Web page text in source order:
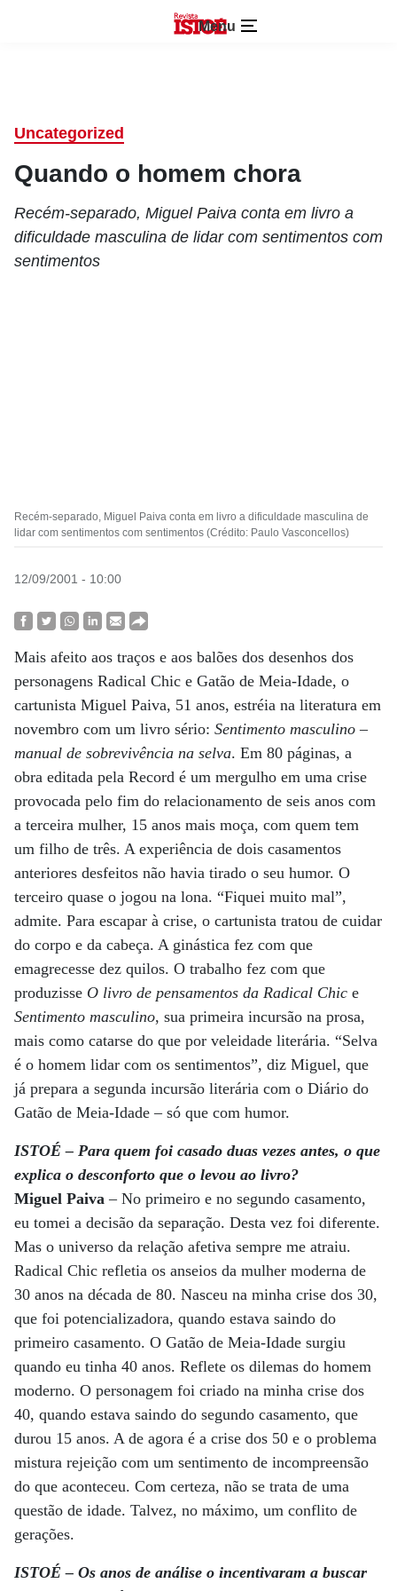
Menu
Uncategorized
Quando o homem chora
Recém-separado, Miguel Paiva conta em livro a
dificuldade masculina de lidar com sentimentos com
sentimentos
Recém-separado, Miguel Paiva conta em livro a dificuldade masculina de
lidar com sentimentos com sentimentos (Crédito: Paulo Vasconcellos)
12/09/2001 - 10:00
Mais afeito aos traços e aos balões dos desenhos dos
personagens Radical Chic e Gatão de Meia-Idade, o
cartunista Miguel Paiva, 51 anos, estréia na literatura em
novembro com um livro sério: Sentimento masculino –
manual de sobrevivência na selva. Em 80 páginas, a
obra editada pela Record é um mergulho em uma crise
provocada pelo fim do relacionamento de seis anos com
a terceira mulher, 15 anos mais moça, com quem tem
um filho de três. A experiência de dois casamentos
anteriores desfeitos não havia tirado o seu humor. O
terceiro quase o jogou na lona. “Fiquei muito mal”,
admite. Para escapar à crise, o cartunista tratou de cuidar
do corpo e da cabeça. A ginástica fez com que
emagrecesse dez quilos. O trabalho fez com que
produzisse O livro de pensamentos da Radical Chic e
Sentimento masculino, sua primeira incursão na prosa,
mais como catarse do que por veleidade literária. “Selva
é o homem lidar com os sentimentos”, diz Miguel, que
já prepara a segunda incursão literária com o Diário do
Gatão de Meia-Idade – só que com humor.
ISTOÉ – Para quem foi casado duas vezes antes, o que
explica o desconforto que o levou ao livro?
Miguel Paiva – No primeiro e no segundo casamento,
eu tomei a decisão da separação. Desta vez foi diferente.
Mas o universo da relação afetiva sempre me atraiu.
Radical Chic refletia os anseios da mulher moderna de
30 anos na década de 80. Nasceu na minha crise dos 30,
que foi potencializadora, quando estava saindo do
primeiro casamento. O Gatão de Meia-Idade surgiu
quando eu tinha 40 anos. Reflete os dilemas do homem
moderno. O personagem foi criado na minha crise dos
40, quando estava saindo do segundo casamento, que
durou 15 anos. A de agora é a crise dos 50 e o problema
mistura rejeição com um sentimento de incompreensão
do que aconteceu. Com certeza, não se trata de uma
questão de idade. Talvez, no máximo, um conflito de
gerações.
ISTOÉ – Os anos de análise o incentivaram a buscar